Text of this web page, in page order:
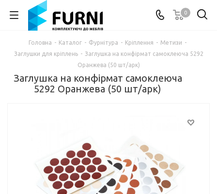
0
Головна - Каталог - Фурнітура - Кріплення - Метизи -
Заглушки для кріплень - Заглушка на конфірмат самоклеюча 5292
Оранжева (50 шт/арк)
Заглушка на конфірмат самоклеюча
5292 Оранжева (50 шт/арк)